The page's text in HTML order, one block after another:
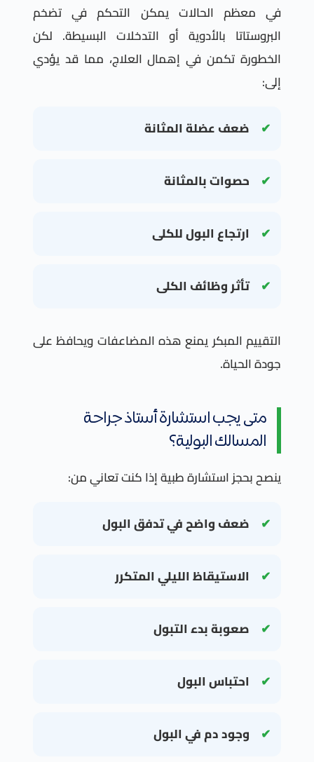
في معظم الحالات يمكن التحكم في تضخم
البروستاتا بالأدوية أو التدخلات البسيطة. لكن
الخطورة تكمن في إهمال العلاج، مما قد يؤدي
إلى:
ضعف عضلة المثانة
حصوات بالمثانة
ارتجاع البول للكلى
تأثر وظائف الكلى
التقييم المبكر يمنع هذه المضاعفات ويحافظ على
جودة الحياة.
متى يجب استشارة أستاذ جراحة
المسالك البولية؟
ينصح بحجز استشارة طبية إذا كنت تعاني من:
ضعف واضح في تدفق البول
الاستيقاظ الليلي المتكرر
صعوبة بدء التبول
احتباس البول
وجود دم في البول